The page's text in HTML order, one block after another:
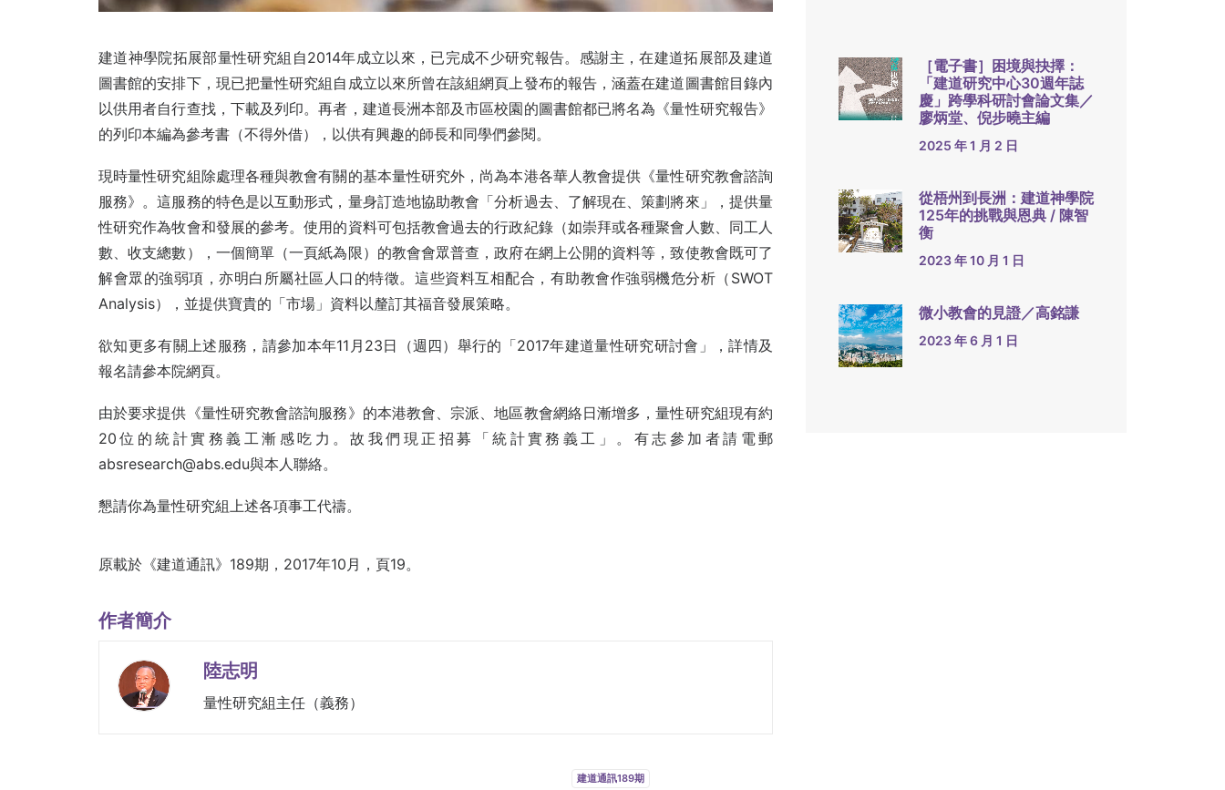
建道神學院拓展部量性研究組自2014年成立以來，已完成不少研究報告。感謝主，在建道拓展部及建道
圖書館的安排下，現已把量性研究組自成立以來所曾在該組網頁上發布的報告，涵蓋在建道圖書館目錄內
以供用者自行查找，下載及列印。再者，建道長洲本部及市區校園的圖書館都已將名為《量性研究報告》
的列印本編為參考書（不得外借），以供有興趣的師長和同學們參閱。
現時量性研究組除處理各種與教會有關的基本量性研究外，尚為本港各華人教會提供《量性研究教會諮詢
服務》。這服務的特色是以互動形式，量身訂造地協助教會「分析過去、了解現在、策劃將來」，提供量
性研究作為牧會和發展的參考。使用的資料可包括教會過去的行政紀錄（如崇拜或各種聚會人數、同工人
數、收支總數），一個簡單（一頁紙為限）的教會會眾普查，政府在網上公開的資料等，致使教會既可了
解會眾的強弱項，亦明白所屬社區人口的特徵。這些資料互相配合，有助教會作強弱機危分析（SWOT
Analysis），並提供寶貴的「市場」資料以釐訂其福音發展策略。
欲知更多有關上述服務，請參加本年11月23日（週四）舉行的「2017年建道量性研究研討會」，詳情及
報名請參本院網頁。
由於要求提供《量性研究教會諮詢服務》的本港教會、宗派、地區教會網絡日漸增多，量性研究組現有約
20位的統計實務義工漸感吃力。故我們現正招募「統計實務義工」。有志參加者請電郵
absresearch@abs.edu與本人聯絡。
懇請你為量性研究組上述各項事工代禱。
原載於《建道通訊》189期，2017年10月，頁19。
作者簡介
陸志明
量性研究組主任（義務）
［電子書］困境與抉擇：
「建道研究中心30週年誌
慶」跨學科研討會論文集／
廖炳堂、倪步曉主編
2025 年 1 月 2 日
從梧州到長洲：建道神學院
125年的挑戰與恩典 / 陳智
衡
2023 年 10 月 1 日
微小教會的見證／高銘謙
2023 年 6 月 1 日
建道通訊189期